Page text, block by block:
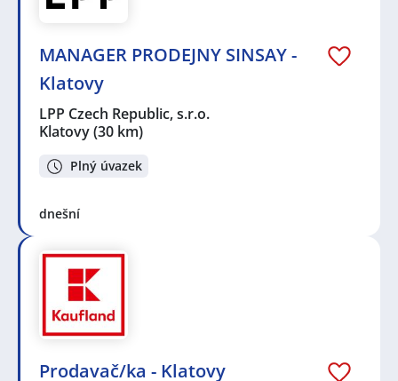
MANAGER PRODEJNY SINSAY -
Klatovy
LPP Czech Republic, s.r.o.
Klatovy(30 km)
Plný úvazek
dnešní
Prodavač/ka - Klatovy